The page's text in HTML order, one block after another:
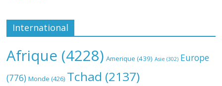
International
Afrique (4228) Amerique (439) Asie (302) Europe
(776) Monde (426) Tchad (2137)